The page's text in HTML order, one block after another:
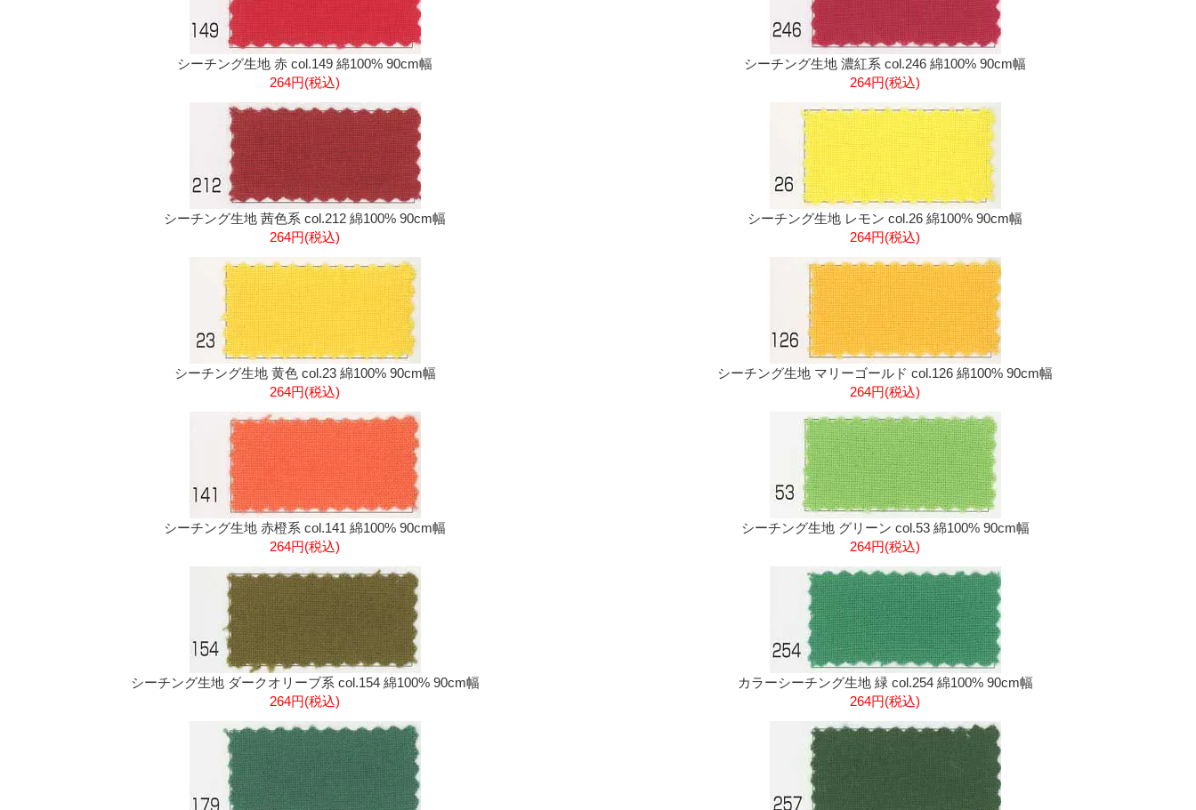
シーチング生地 赤 col.149 綿100% 90cm幅
264円(税込)
シーチング生地 濃紅系 col.246 綿100% 90cm幅
264円(税込)
シーチング生地 茜色系 col.212 綿100% 90cm幅
264円(税込)
シーチング生地 レモン col.26 綿100% 90cm幅
264円(税込)
シーチング生地 黄色 col.23 綿100% 90cm幅
264円(税込)
シーチング生地 マリーゴールド col.126 綿100% 90cm幅
264円(税込)
シーチング生地 赤橙系 col.141 綿100% 90cm幅
264円(税込)
シーチング生地 グリーン col.53 綿100% 90cm幅
264円(税込)
シーチング生地 ダークオリーブ系 col.154 綿100% 90cm幅
264円(税込)
カラーシーチング生地 緑 col.254 綿100% 90cm幅
264円(税込)